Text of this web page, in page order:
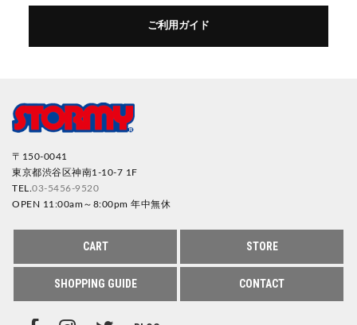
ご利用ガイド
〒150-0041
東京都渋谷区神南1-10-7 1F
TEL. 03-5456-9520
OPEN 11:00am～8:00pm 年中無休
CART STORE
SHOPPING GUIDE CONTACT